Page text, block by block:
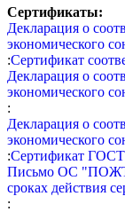
Сертификаты:
Декларация о
экономического
:Сертификат
Декларация о
экономического
:
Декларация о
экономического
:Сертификат
Письмо ОС
сроках действия
: